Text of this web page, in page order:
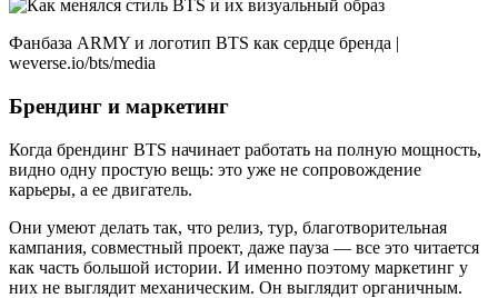
Фанбаза ARMY и логотип BTS как сердце бренда |
weverse.io/bts/media
Брендинг и маркетинг
Когда брендинг BTS начинает работать на полную мощность,
видно одну простую вещь: это уже не сопровождение
карьеры, а ее двигатель.
Они умеют делать так, что релиз, тур, благотворительная
кампания, совместный проект, даже пауза — все это читается
как часть большой истории. И именно поэтому маркетинг у
них не выглядит механическим. Он выглядит органичным.